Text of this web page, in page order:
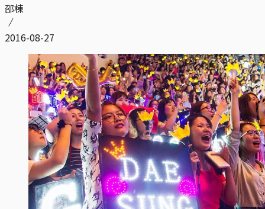
邵棟
2016-08-27